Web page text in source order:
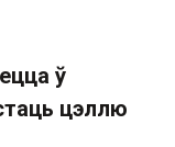
ў
цэллю